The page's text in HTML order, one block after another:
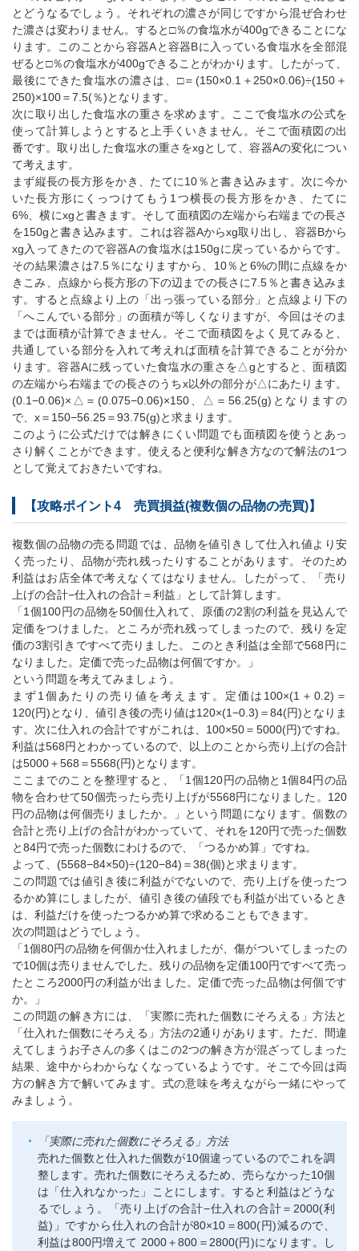
とどうなるでしょう。それぞれの濃さが同じですから混ぜ合わせ
た濃さは変わりません。すると□％の食塩水が400gできることにな
ります。このことから容器Aと容器Bに入っている食塩水を全部混
ぜると□％の食塩水が400gできることがわかります。したがって、
最後にできた食塩水の濃さは、□＝(150×0.1＋250×0.06)÷(150＋
250)×100＝7.5(％)となります。
次に取り出した食塩水の重さを求めます。ここで食塩水の公式を
使って計算しようとすると上手くいきません。そこで面積図の出
番です。取り出した食塩水の重さをxgとして、容器Aの変化につい
て考えます。
まず縦長の長方形をかき、たてに10％と書き込みます。次に今か
いた長方形にくっつけてもう1つ横長の長方形をかき、たてに
6%、横にxgと書きます。そして面積図の左端から右端までの長さ
を150gと書き込みます。これは容器Aからxg取り出し、容器Bから
xg入ってきたので容器Aの食塩水は150gに戻っているからです。
その結果濃さは7.5％になりますから、10％と6%の間に点線をか
きこみ、点線から長方形の下の辺までの長さに7.5％と書き込みま
す。すると点線より上の「出っ張っている部分」と点線より下の
「へこんでいる部分」の面積が等しくなりますが、今回はそのま
までは面積が計算できません。そこで面積図をよく見てみると、
共通している部分を入れて考えれば面積を計算できることが分か
ります。容器Aに残っていた食塩水の重さを△gとすると、面積図
の左端から右端までの長さのうちx以外の部分が△にあたります。
(0.1−0.06)×△＝(0.075−0.06)×150、△＝56.25(g)となりますの
で、x＝150−56.25＝93.75(g)と求まります。
このように公式だけでは解きにくい問題でも面積図を使うとあっ
さり解くことができます。使えると便利な解き方なので解法の1つ
として覚えておきたいですね。
【攻略ポイント4 売買損益(複数個の品物の売買)】
複数個の品物の売る問題では、品物を値引きして仕入れ値より安
く売ったり、品物が売れ残ったりすることがあります。そのため
利益はお店全体で考えなくてはなりません。したがって、「売り
上げの合計−仕入れの合計＝利益」として計算します。
「1個100円の品物を50個仕入れて、原価の2割の利益を見込んで
定価をつけました。ところが売れ残ってしまったので、残りを定
価の3割引きですべて売りました。このとき利益は全部で568円に
なりました。定価で売った品物は何個ですか。」
という問題を考えてみましょう。
まず1個あたりの売り値を考えます。定価は100×(1＋0.2)＝
120(円)となり、値引き後の売り値は120×(1−0.3)＝84(円)となりま
す。次に仕入れの合計ですがこれは、100×50＝5000(円)ですね。
利益は568円とわかっているので、以上のことから売り上げの合計
は5000＋568＝5568(円)となります。
ここまでのことを整理すると、「1個120円の品物と1個84円の品
物を合わせて50個売ったら売り上げが5568円になりました。120
円の品物は何個売りましたか。」という問題になります。個数の
合計と売り上げの合計がわかっていて、それを120円で売った個数
と84円で売った個数にわけるので、「つるかめ算」ですね。
よって、(5568−84×50)÷(120−84)＝38(個)と求まります。
この問題では値引き後に利益がでないので、売り上げを使ったつ
るかめ算にしましたが、値引き後の値段でも利益が出ているとき
は、利益だけを使ったつるかめ算で求めることもできます。
次の問題はどうでしょう。
「1個80円の品物を何個か仕入れましたが、傷がついてしまったの
で10個は売りませんでした。残りの品物を定価100円ですべて売っ
たところ2000円の利益が出ました。定価で売った品物は何個です
か。」
この問題の解き方には、「実際に売れた個数にそろえる」方法と
「仕入れた個数にそろえる」方法の2通りがあります。ただ、間違
えてしまうお子さんの多くはこの2つの解き方が混ざってしまった
結果、途中からわからなくなっているようです。そこで今回は両
方の解き方で解いてみます。式の意味を考えながら一緒にやって
みましょう。
「実際に売れた個数にそろえる」方法
売れた個数と仕入れた個数が10個違っているのでこれを調
整します。売れた個数にそろえるため、売らなかった10個
は「仕入れなかった」ことにします。すると利益はどうな
るでしょう。「売り上げの合計−仕入れの合計＝2000(利
益)」ですから仕入れの合計が80×10＝800(円)減るので、
利益は800円増えて 2000＋800＝2800(円)になります。し